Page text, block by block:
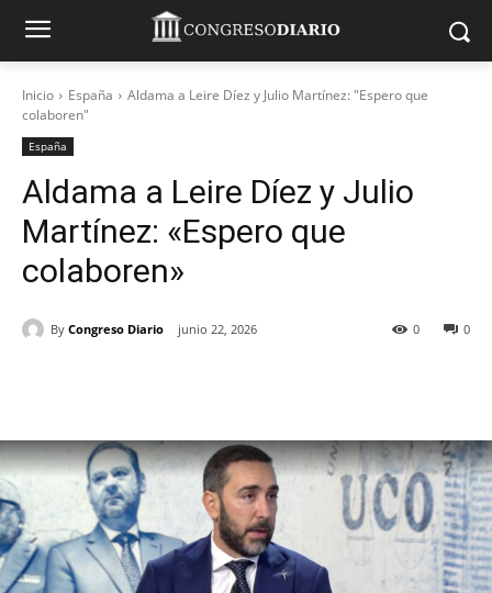
Inicio España
Aldama a Leire Díez y Julio Martínez: "Espero que
colaboren"
España
Aldama a Leire Díez y Julio
Martínez: «Espero que
colaboren»
By Congreso Diario junio 22, 2026 0
0